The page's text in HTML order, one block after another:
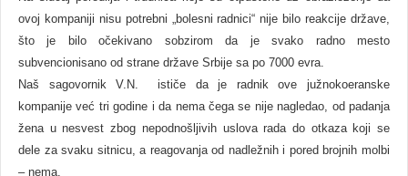
ovoj kompaniji nisu potrebni „bolesni radnici“ nije bilo reakcije države,
što je bilo očekivano sobzirom da je svako radno mesto
subvencionisano od strane države Srbije sa po 7000 evra.
Naš sagovornik V.N. ističe da je radnik ove južnokoeranske
kompanije već tri godine i da nema čega se nije nagledao, od padanja
žena u nesvest zbog nepodnošlјivih uslova rada do otkaza koji se
dele za svaku sitnicu, a reagovanja od nadležnih i pored brojnih molbi
– nema.